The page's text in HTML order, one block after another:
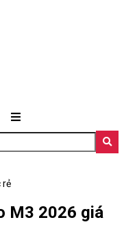
rẻ
M3 2026 giá